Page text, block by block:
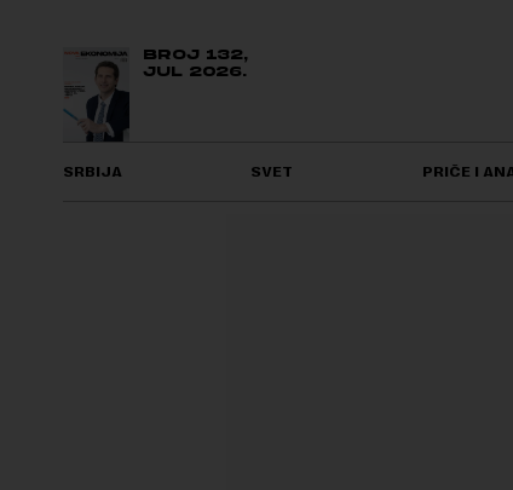
BROJ 132,
JUL 2026.
SRBIJA SVET PRIČE I